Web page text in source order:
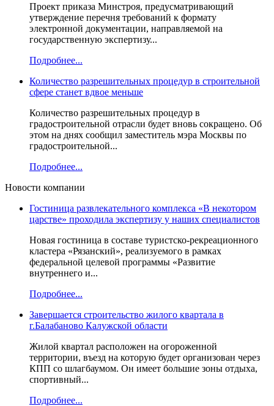
Проект приказа Минстроя, предусматривающий
утверждение перечня требований к формату
электронной документации, направляемой на
государственную экспертизу...
Подробнее...
Количество разрешительных процедур в строительной
сфере станет вдвое меньше
Количество разрешительных процедур в
градостроительной отрасли будет вновь сокращено. Об
этом на днях сообщил заместитель мэра Москвы по
градостроительной...
Подробнее...
Новости компании
Гостиница развлекательного комплекса «В некотором
царстве» проходила экспертизу у наших специалистов
Новая гостиница в составе туристско-рекреационного
кластера «Рязанский», реализуемого в рамках
федеральной целевой программы «Развитие
внутреннего и...
Подробнее...
Завершается строительство жилого квартала в
г.Балабаново Калужской области
Жилой квартал расположен на огороженной
территории, въезд на которую будет организован через
КПП со шлагбаумом. Он имеет большие зоны отдыха,
спортивный...
Подробнее...